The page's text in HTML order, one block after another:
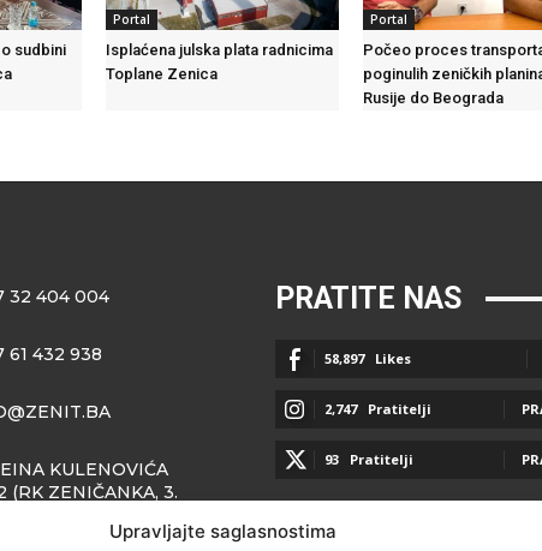
Upravljajte saglasnostima
sudbini
Portal
Isplaćena julska plata radnicima
Toplane Zenica
Portal
Počeo proces
poginulih zeničkih
Rusije do Beograda
32 404 004
61 432 938
KULENOVIĆA
(RK ZENIČANKA, 3.
PRATITE NAS
58,897 Likes
2,747 Pratitelji
93 Pratitelji